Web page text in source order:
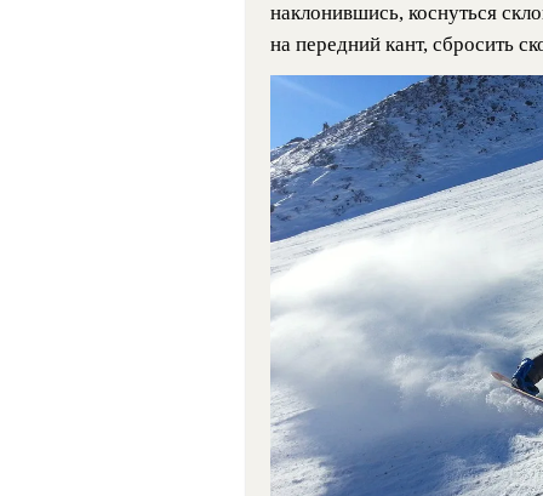
наклонившись, коснуться
на передний кант, сбросить